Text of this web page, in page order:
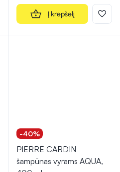
Į krepšelį
-40%
PIERRE CARDIN
šampūnas vyrams AQUA,